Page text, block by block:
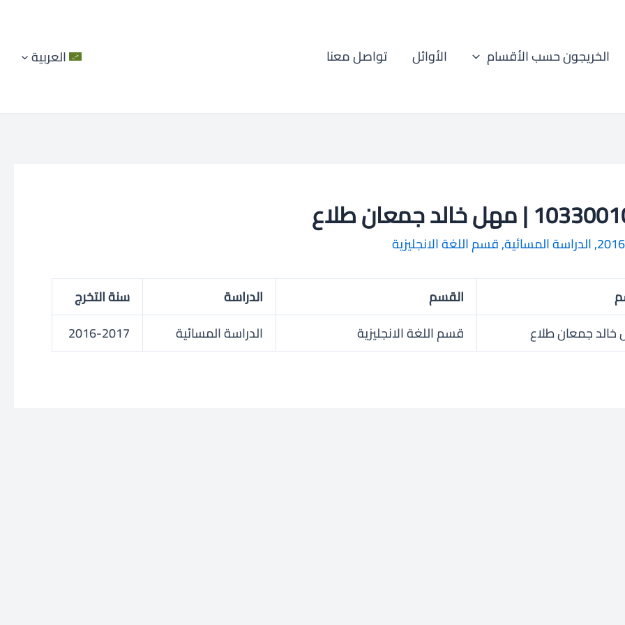
الخريجون حسب الأقسام الأوائل تواصل معنا العربية
| مهل خالد جمعان طلاع
,الدراسة المسائية,قسم اللغة الانجليزية
القسم الدراسة
سنة التخرج
جمعان طلاع
قسم اللغة الانجليزية الدراسة المسائية 2016-2017